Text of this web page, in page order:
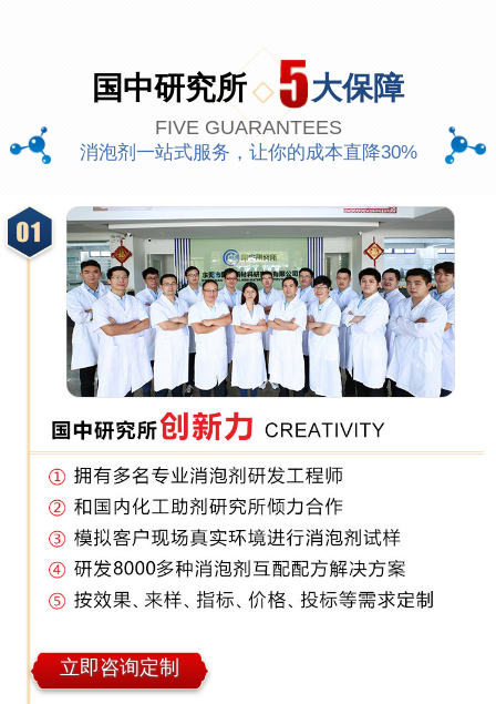
国中研究所 大保障
FIVE GUARANTEES
消泡剂一站式服务，让你的成本直降30%
立即咨询定制